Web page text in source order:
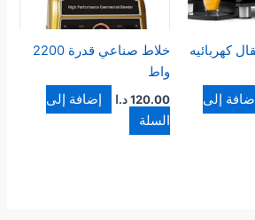
كهربائيه
إلى
خلاط صناعي قدرة 2200
واط
120.00د.ا
إضافة إلى
السلة